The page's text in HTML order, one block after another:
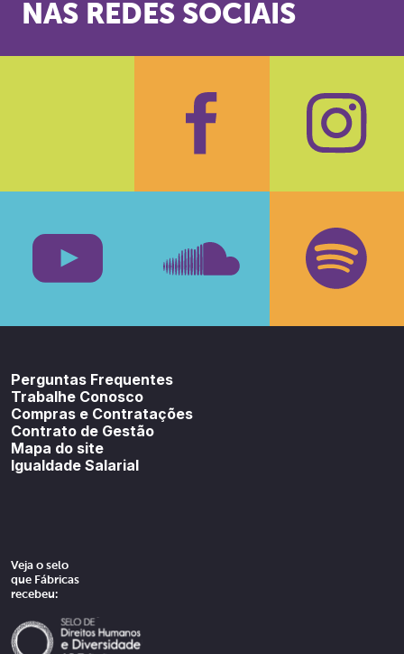
NAS REDES SOCIAIS
Facebook
Perguntas Frequentes
Trabalhe Conosco
Compras e Contratações
Contrato de Gestão
Mapa do site
Igualdade Salarial
Veja o selo
que Fábricas
recebeu: